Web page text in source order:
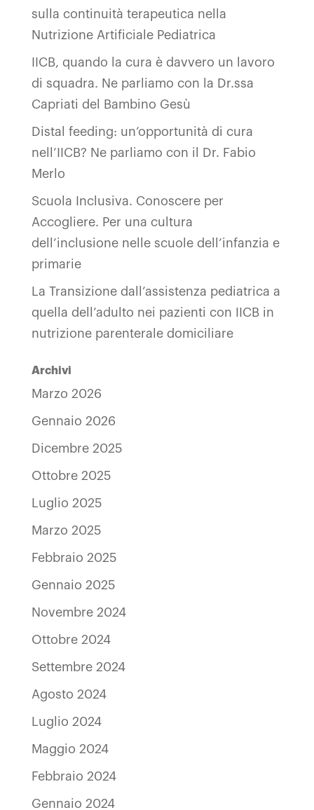
sulla continuità terapeutica nella
Nutrizione Artificiale Pediatrica
IICB, quando la cura è davvero un lavoro
di squadra. Ne parliamo con la Dr.ssa
Capriati del Bambino Gesù
Distal feeding: un’opportunità di cura
nell’IICB? Ne parliamo con il Dr. Fabio
Merlo
Scuola Inclusiva. Conoscere per
Accogliere. Per una cultura
dell’inclusione nelle scuole dell’infanzia e
primarie
La Transizione dall’assistenza pediatrica a
quella dell’adulto nei pazienti con IICB in
nutrizione parenterale domiciliare
Archivi
Marzo 2026
Gennaio 2026
Dicembre 2025
Ottobre 2025
Luglio 2025
Marzo 2025
Febbraio 2025
Gennaio 2025
Novembre 2024
Ottobre 2024
Settembre 2024
Agosto 2024
Luglio 2024
Maggio 2024
Febbraio 2024
Gennaio 2024